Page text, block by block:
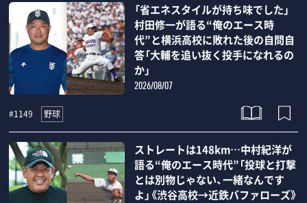
「省エネスタイルが持ち味でした」
村田修一が語る“俺のエース時
代”と横浜高校に敗れた後の自問自
答「大輔を追い抜く投手になれるの
か」
2026/08/07
#1149 野球
ストレートは148km…中村紀洋が
語る“俺のエース時代”「投球と打撃
とは別物じゃない、一緒なんです
よ」《渋谷高校→近鉄バファローズ》